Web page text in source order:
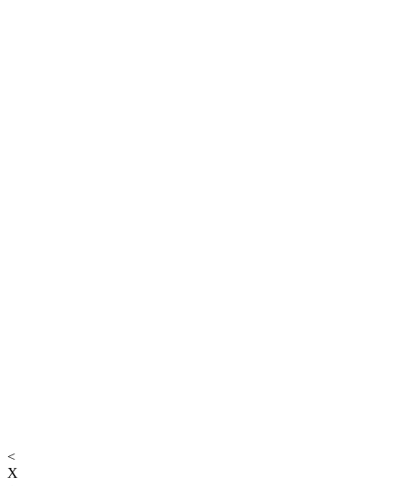
<
X